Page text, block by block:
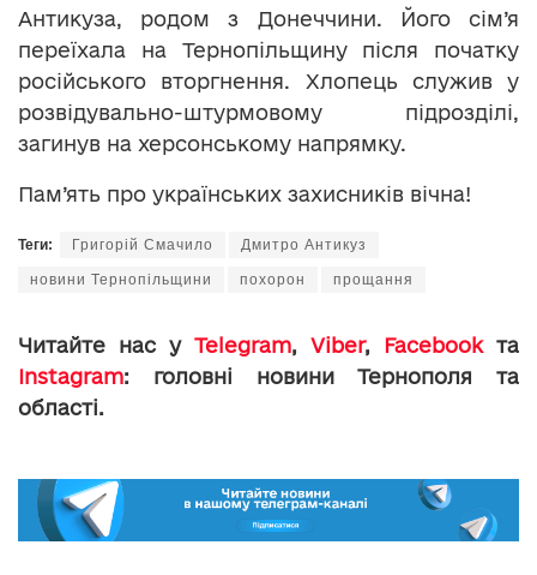
Антикуза, родом з Донеччини. Його сім’я
переїхала на Тернопільщину після початку
російського вторгнення. Хлопець служив у
розвідувально-штурмовому підрозділі,
загинув на херсонському напрямку.
Пам’ять про українських захисників вічна!
Теги: Григорій Смачило Дмитро Антикуз
новини Тернопільщини похорон прощання
Читайте нас у Telegram, Viber, Facebookта
Instagram: головні новини Тернополя та
області.